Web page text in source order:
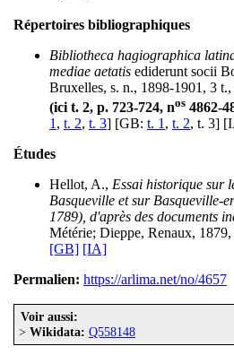
Répertoires bibliographiques
Bibliotheca hagiographica
mediae aetatis ediderunt socii
Bruxelles, s. n., 1898-1901, 3
(ici t. 2, p. 723-724, nos 4862-
1 , t. 2, t. 3] [GB: t. 1 , t. 2, t. 3]
Études
Hellot, A., Essai historique sur
Basqueville et sur Basqueville-
1789), d'après des documents
Métérie; Dieppe, Renaux,
[GB] [IA]
Permalien: https://arlima.net/no/4657
Voir aussi:
> Wikidata: Q558148